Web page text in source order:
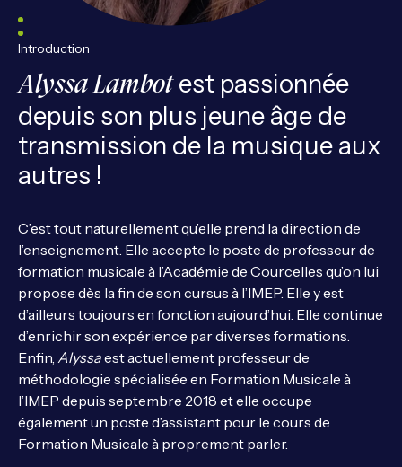
Introduction
Alyssa Lambotest passionnée
depuis son plus jeune âge de
transmission de la musique aux
autres !
C’est tout naturellement qu’elle prend la direction de
l’enseignement. Elle accepte le poste de professeur de
formation musicale à l’Académie de Courcelles qu’on lui
propose dès la fin de son cursus à l’IMEP. Elle y est
d’ailleurs toujours en fonction aujourd’hui. Elle continue
d’enrichir son expérience par diverses formations.
Enfin, Alyssaest actuellement professeur de
méthodologie spécialisée en Formation Musicale à
l’IMEP depuis septembre 2018 et elle occupe
également un poste d’assistant pour le cours de
Formation Musicale à proprement parler.